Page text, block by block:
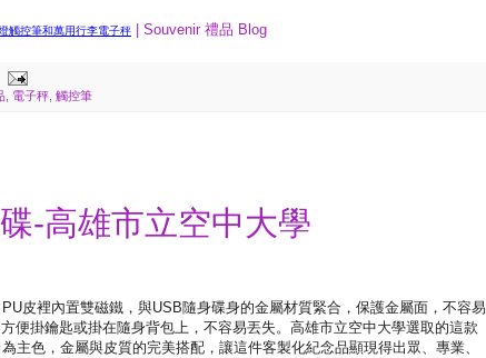
觸控筆和萬用行李電子秤 | Souvenir 禮品 Blog
電子秤 觸控筆
-高雄市立空中大學
皮裡內置雙磁鐵，與USB隨身碟身的金屬材質緊合，保護金屬面，不容易
便掛鑰匙或掛在隨身背包上，不容易丟失。高雄市立空中大學選取的這款
主色，金屬與皮質的完美搭配，讓這件客製化紀念品顯現得出眾、專業、